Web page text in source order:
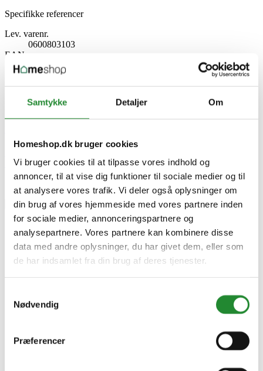
Samtykke Detaljer Om
Homeshop.dk bruger cookies
Vi bruger cookies til at tilpasse vores indhold og
annoncer, til at vise dig funktioner til sociale medier og til
at analysere vores trafik. Vi deler også oplysninger om
din brug af vores hjemmeside med vores partnere inden
for sociale medier, annonceringspartnere og
analysepartnere. Vores partnere kan kombinere disse
data med andre oplysninger, du har givet dem, eller som
de har indsamlet fra din brug af deres tjenester.
Nødvendig
Præferencer
Specifikke referencer
Lev. varenr.
0600803103
EAN
4059952640099
EAN-13
4059952640099
Download
Skriv produktanmeldelse
Ingen kundeanmeldelser for øjeblikket
×
Bosch KOMPOSTKVÆRN AXT 25 D
Kompostkværn - 0600803103